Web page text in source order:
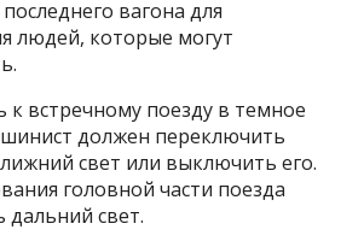
вагона для
людей, которые могут
к встречному поезду в темное
должен переключить
свет или выключить его.
головной части поезда
свет.